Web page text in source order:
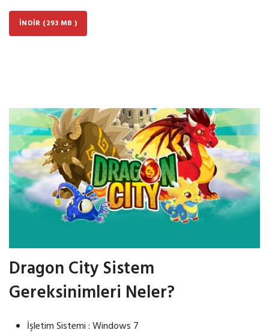
İNDIR (293 MB )
Dragon City Sistem
Gereksinimleri Neler?
İşletim Sistemi : Windows 7